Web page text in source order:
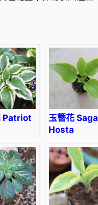
a
Patriot
玉簪花
Hosta